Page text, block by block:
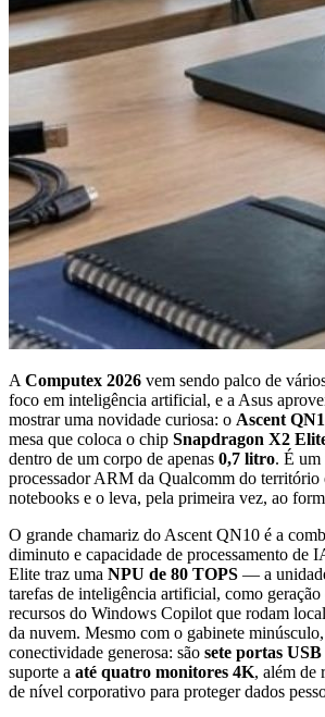
A Computex 2026 vem sendo palco de
foco em inteligência artificial, e a Asus
mostrar uma novidade curiosa: o Ascent
mesa que coloca o chip Snapdragon X2
dentro de um corpo de apenas 0,7 litro. É um
processador ARM da Qualcomm do território
notebooks e o leva, pela primeira vez, ao
O grande chamariz do Ascent QN10 é a
diminuto e capacidade de processamento de
Elite traz uma NPU de 80 TOPS — a
tarefas de inteligência artificial, como
recursos do Windows Copilot que rodam
da nuvem. Mesmo com o gabinete
conectividade generosa: são sete portas USB
suporte a até quatro monitores 4K, além de
de nível corporativo para proteger dados